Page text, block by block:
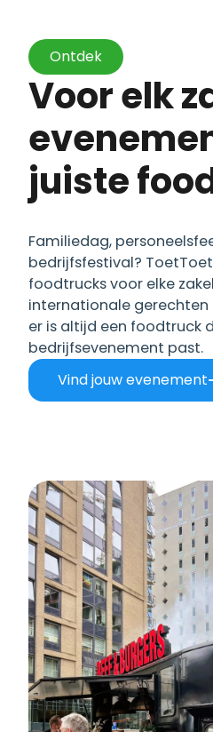
Ontdek
Voor elk zakelijk
juiste
Familiedag,
bedrijfsfestival?
foodtrucks voor elke
internationale
er is altijd een foodtruck
bedrijfsevenement past.
Vind jouw evenement